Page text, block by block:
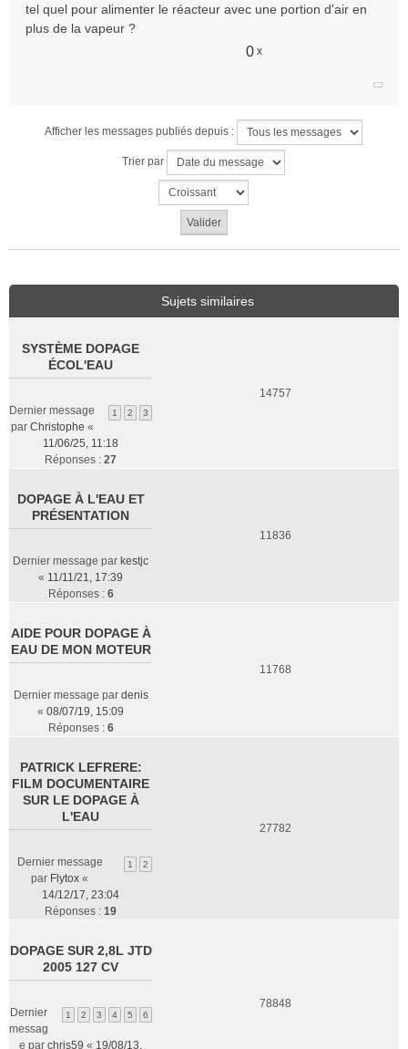
tel quel pour alimenter le réacteur avec une portion d'air en
plus de la vapeur ?
0 x
Afficher les messages publiés depuis :
Trier par
Sujets similaires
SYSTÈME DOPAGE
ÉCOL'EAU
1 2 3
Dernier message
par Christophe «
11/06/25, 11:18
Réponses : 27
14757
DOPAGE À L'EAU ET
PRÉSENTATION
Dernier message par kestjc
« 11/11/21, 17:39
Réponses : 6
11836
AIDE POUR DOPAGE À
EAU DE MON MOTEUR
Dernier message par denis
« 08/07/19, 15:09
Réponses : 6
11768
PATRICK LEFRERE:
FILM DOCUMENTAIRE
SUR LE DOPAGE À
L'EAU
1 2
Dernier message
par Flytox «
14/12/17, 23:04
Réponses : 19
27782
DOPAGE SUR 2,8L JTD
2005 127 CV
1 2 3 4 5 6
Dernier
messag
e par chris59 « 19/08/13,
78848